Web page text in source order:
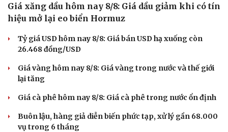
Bóng đá
Ô tô - Xe máy
Giá xăng dầu hôm nay 8/8: Giá dầu giảm khi có tín
hiệu mở lại eo biển Hormuz
Tỷ giá USD hôm nay 8/8: Giá bán USD hạ xuống còn
26.468 đồng/USD
Giá vàng hôm nay 8/8: Giá vàng trong nước và thế giới
lại tăng
Giá cà phê hôm nay 8/8: Giá cà phê trong nước ổn định
Buôn lậu, hàng giả diễn biến phức tạp, xử lý gần 68.000
vụ trong 6 tháng